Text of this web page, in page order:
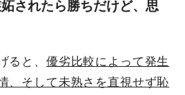
されたら勝ちだけど、思
ると、 優劣比較によって発生
、そして未熟さを直視せず恥